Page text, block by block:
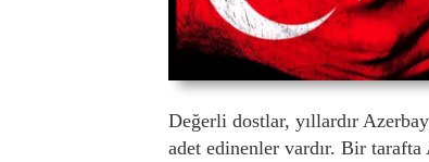
Değerli dostlar, yıllardır
adet edinenler vardır. Bir